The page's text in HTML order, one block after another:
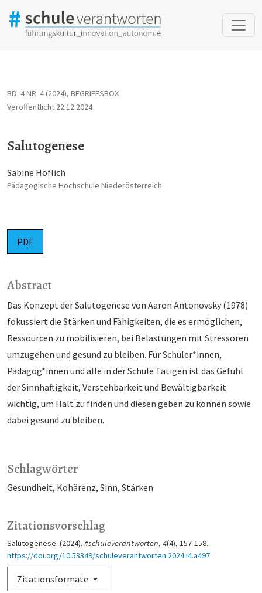
BD. 4 NR. 4 (2024), BEGRIFFSBOX
Salutogenese
Veröffentlicht 22.12.2024
Sabine Höflich
Pädagogische Hochschule Niederösterreich
PDF
Schlagwörter
Gesundheit Kohärenz Sinn Stärken
Zitationsvorschlag
Salutogenese. (2024). #schuleverantworten, 4(4), 157-158.
https://doi.org/10.53349/schuleverantworten.2024.i4.a497
Zitationsformate
Abstract
Das Konzept der Salutogenese von Aaron Antonovsky (1978)
fokussiert die Stärken und Fähigkeiten, die es ermöglichen,
Ressourcen zu mobilisieren, bei Belastungen mit Stressoren
umzugehen und gesund zu bleiben. Für Schüler*innen,
Pädagog*innen und alle in der Schule Tätigen ist das Gefühl
der Sinnhaftigkeit, Verstehbarkeit und Bewältigbarkeit
wichtig, um Halt zu finden und diesen geben zu können sowie
dabei gesund zu bleiben.